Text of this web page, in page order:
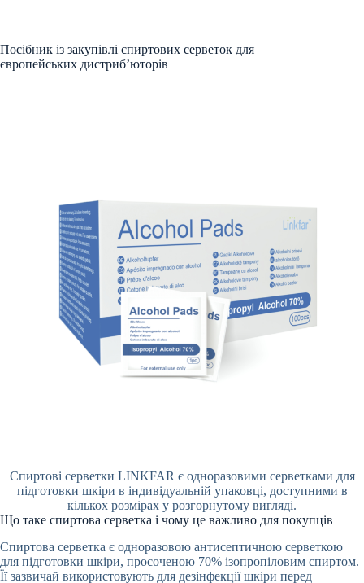
Посібник із закупівлі спиртових серветок для
європейських дистриб’юторів
Спиртові серветки LINKFAR є одноразовими серветками для
підготовки шкіри в індивідуальній упаковці, доступними в
кількох розмірах у розгорнутому вигляді.
Що таке спиртова серветка і чому це важливо для покупців
Спиртова серветка є одноразовою антисептичною серветкою
для підготовки шкіри, просоченою 70% ізопропіловим спиртом.
Її зазвичай використовують для дезінфекції шкіри перед